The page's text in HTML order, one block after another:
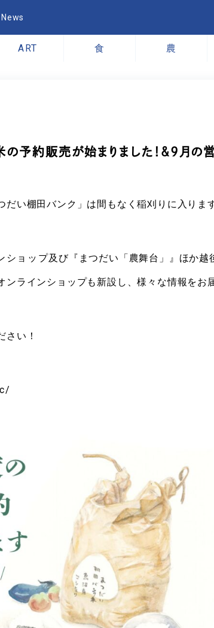
ART 食 農
予約販売が始まりました！＆9月の
だい棚田バンク」は間もなく稲刈りに入りま
ショップ及び『まつだい「農舞台」』ほか越
ンラインショップも新設し、様々な情報をお
さい！